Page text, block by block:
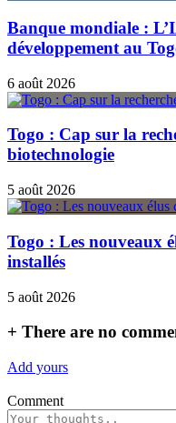
Banque mondiale :
développement au
6 août 2026
Togo : Cap sur la
biotechnologie
5 août 2026
Togo : Les nouveaux
installés
5 août 2026
+ There are no
Add yours
Comment